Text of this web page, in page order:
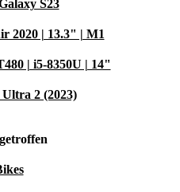
S23
2020 | 13.3" | M1
| i5-8350U | 14"
2 (2023)